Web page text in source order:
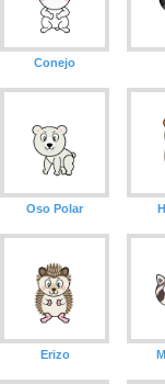
Conejo
Oso Polar
Erizo